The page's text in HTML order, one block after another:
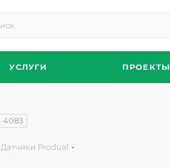
УСЛУГИ ПРОЕКТЫ
4083
Датчики Produal